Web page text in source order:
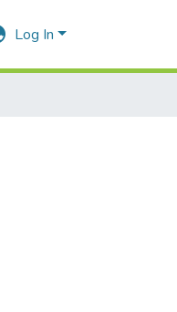
Log In